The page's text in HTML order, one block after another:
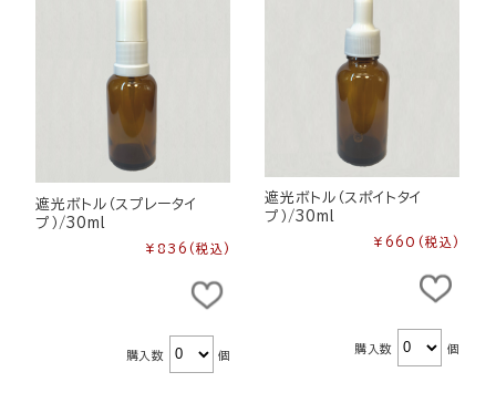
遮光ボトル（スプレータイ
プ）/30ml
¥836 (税込)
購入数 個
遮光ボトル（スポイトタイ
プ）/30ml
¥660 (税込)
購入数 個